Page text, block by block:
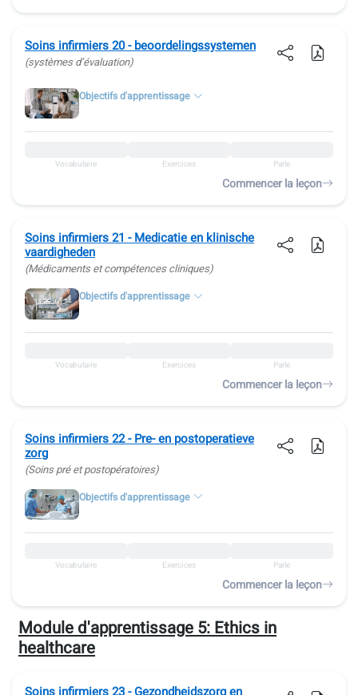
Soins infirmiers 20 - beoordelingssystemen
(systèmes d’évaluation)
Objectifs d'apprentissage
Vocabulaire Exercices Parle
Commencer la leçon
Soins infirmiers 21 - Medicatie en klinische
vaardigheden
(Médicaments et compétences cliniques)
Objectifs d'apprentissage
Vocabulaire Exercices Parle
Commencer la leçon
Soins infirmiers 22 - Pre- en postoperatieve
zorg
(Soins pré et postopératoires)
Objectifs d'apprentissage
Vocabulaire Exercices Parle
Commencer la leçon
Module d'apprentissage 5:Ethics in
healthcare